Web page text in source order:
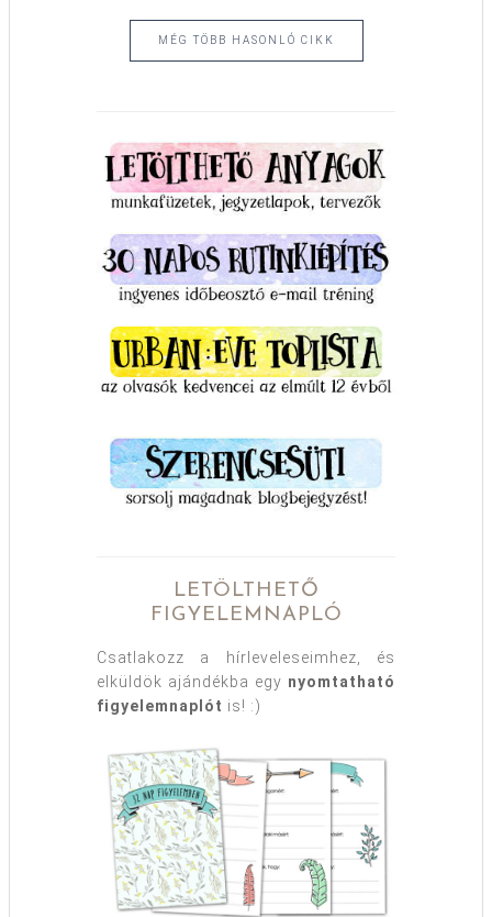
MÉG TÖBB HASONLÓ CIKK
LETÖLTHETŐ
FIGYELEMNAPLÓ
Csatlakozz a hírleveleseimhez, és
elküldök ajándékba egy nyomtatható
figyelemnaplót is! :)